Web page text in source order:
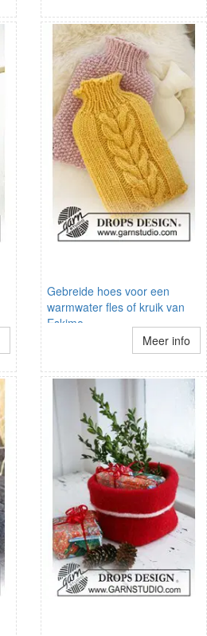
Gebreide hoes voor een
warmwater fles of kruik van
Eskimo.
Meer info